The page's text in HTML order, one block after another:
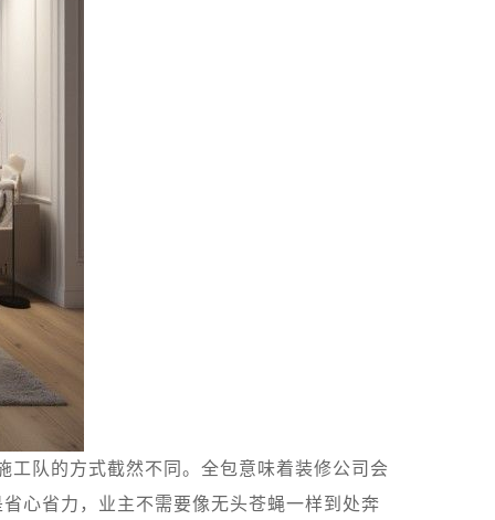
工队的方式截然不同。全包意味着装修公司会
心省力，业主不需要像无头苍蝇一样到处奔